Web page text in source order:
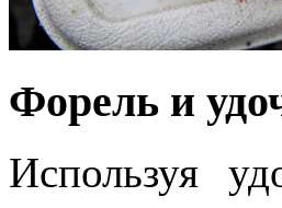
Форель и
Используя